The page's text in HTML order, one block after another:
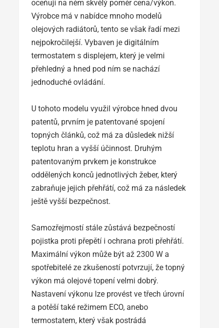
oceňují na něm skvělý poměr cena/výkon.
Výrobce má v nabídce mnoho modelů
olejových radiátorů, tento se však řadí mezi
nejpokročilejší. Vybaven je digitálním
termostatem s displejem, který je velmi
přehledný a hned pod ním se nachází
jednoduché ovládání.
U tohoto modelu využil výrobce hned dvou
patentů, prvním je patentované spojení
topných článků, což má za důsledek nižší
teplotu hran a vyšší účinnost. Druhým
patentovaným prvkem je konstrukce
oddělených konců jednotlivých žeber, který
zabraňuje jejich přehřátí, což má za následek
ještě vyšší bezpečnost.
Samozřejmostí stále zůstává bezpečností
pojistka proti přepětí i ochrana proti přehřátí.
Maximální výkon může být až 2300 W a
spotřebitelé ze zkušeností potvrzují, že topný
výkon má olejové topení velmi dobrý.
Nastavení výkonu lze provést ve třech úrovní
a potěší také režimem ECO, anebo
termostatem, který však postrádá